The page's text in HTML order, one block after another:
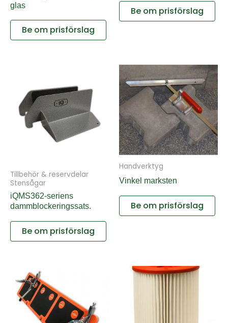
glas
Be om prisförslag
Be om prisförslag
Tillbehör & reservdelar
Stensågar
iQMS362-seriens
dammblockeringssats.
Be om prisförslag
Handverktyg
Vinkel marksten
Be om prisförslag